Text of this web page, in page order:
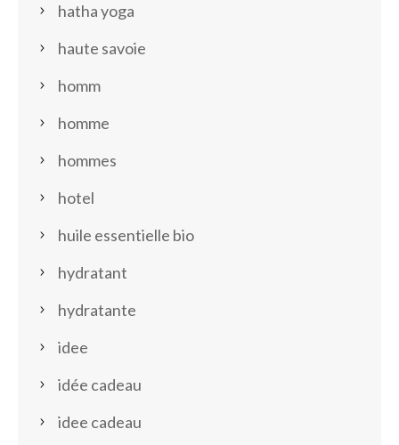
hatha yoga
haute savoie
homm
homme
hommes
hotel
huile essentielle bio
hydratant
hydratante
idee
idée cadeau
idee cadeau